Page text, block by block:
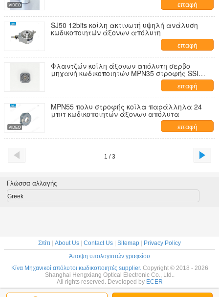
επαφή
SJ50 12bits κοίλη ακτινωτή υψηλή ανάλυση
κωδικοποιητών άξονων απόλυτη
επαφή
Φλαντζών κοίλη άξονων απόλυτη σερβο
μηχανή κωδικοποιητών MPN35 στροφής SSI
επαφή
MPN55 πολυ στροφής κοίλα παράλληλα 24
μπιτ κωδικοποιητών άξονων απόλυτα
επαφή
1 / 3
Γλώσσα αλλαγής
Greek
Σπίτι About Us Contact Us Sitemap
Privacy Policy
Άποψη υπολογιστών γραφείου
Κίνα Μηχανικοί απόλυτοι κωδικοποιητές supplier. Copyright © 2018 - 2026
Shanghai Hengxiang Optical Electronic Co., Ltd..
All rights reserved. Developed by ECER